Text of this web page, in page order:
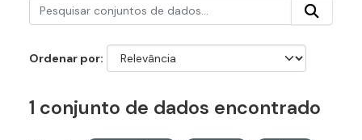
Ordenar por
1 conjunto de dados encontrado